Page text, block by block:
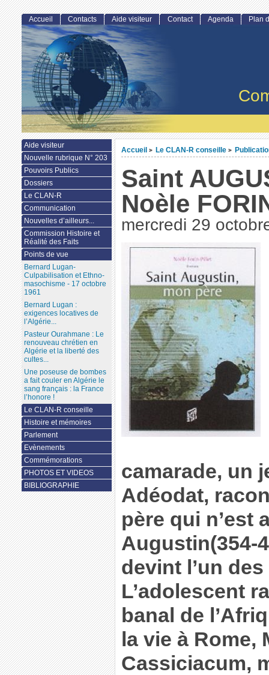
Accueil > Le CLAN-R conseille >
Saint
Noèle
mercredi 29
camarade, un
Adéodat,
père qui n’est
Augustin(354-
devint l’un
L’adolescent
banal de
la vie à Rome,
Cassiciacum,
Accueil Contacts Aide visiteur Contact Agenda Plan
Aide visiteur
Nouvelle rubrique N° 203
Pouvoirs Publics
Dossiers
Le CLAN-R
Communication
Nouvelles d’ailleurs...
Commission Histoire et
Réalité des Faits
Points de vue
Bernard Lugan-
Culpabilisation et Ethno-
masochisme - 17 octobre
1961
Bernard Lugan :
exigences locatives de
l’Algérie...
Pasteur Ourahmane : Le
renouveau chrétien en
Algérie et la liberté des
cultes...
Une poseuse de bombes
a fait couler en Algérie le
sang français : la France
l’honore !
Le CLAN-R conseille
Histoire et mémoires
Parlement
Evènements
Commémorations
PHOTOS ET VIDEOS
BIBLIOGRAPHIE